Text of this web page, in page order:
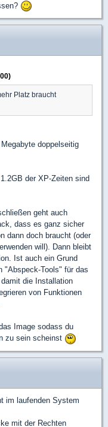
Platz braucht
doppelseitig
der XP-Zeiten sind
geht auch
dass es ganz sicher
dann doch braucht (oder
will). Dann bleibt
Ist auch ein Grund
"Abspeck-Tools" für das
die Installation
von Funktionen
Image sodass du
zu sein scheinst
im laufenden System
mit der Rechten